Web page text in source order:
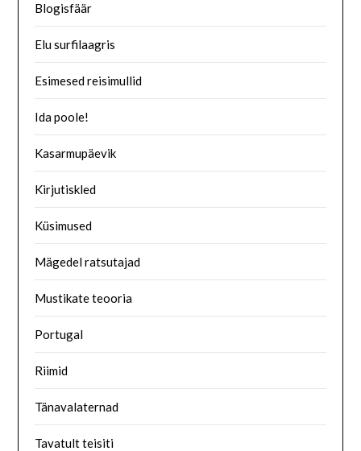
Blogisfäär
Elu surfilaagris
Esimesed reisimullid
Ida poole!
Kasarmupäevik
Kirjutiskled
Küsimused
Mägedel ratsutajad
Mustikate teooria
Portugal
Riimid
Tänavalaternad
Tavatult teisiti